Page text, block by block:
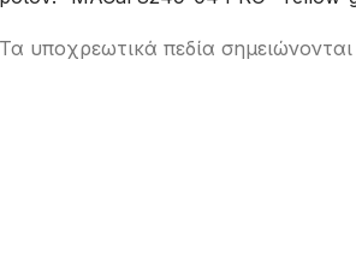
Τα υποχρεωτικά πεδία